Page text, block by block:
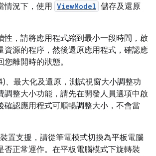
情況下，使用 ViewModel 儲存及還原
性，請將應用程式縮到最小一段時間，啟
資源的程序，然後還原應用程式，確認應
離開時的狀態。
、最大化及還原，測試視窗大小調整功
調整大小功能，請先在開發人員選項中啟
確認應用程式可順暢調整大小，不會當
置支援，請從筆電模式切換為平板電腦
否正常運作。在平板電腦模式下旋轉裝